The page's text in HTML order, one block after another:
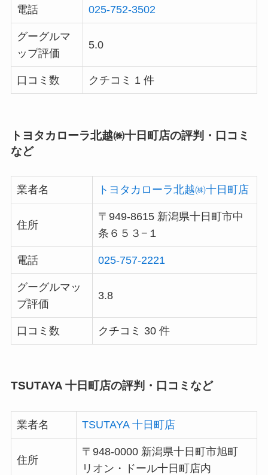
電話 025-752-3502
グーグルマ
ップ評価
5.0
口コミ数 クチコミ 1 件
トヨタカローラ北越㈱十日町店の評判・口コミ
など
業者名 トヨタカローラ北越㈱十日町店
住所
〒949-8615 新潟県十日町市中
条６５３−１
電話 025-757-2221
グーグルマッ
プ評価
3.8
口コミ数 クチコミ 30 件
TSUTAYA 十日町店の評判・口コミなど
業者名 TSUTAYA 十日町店
住所
〒948-0000 新潟県十日町市旭町
リオン・ドール十日町店内